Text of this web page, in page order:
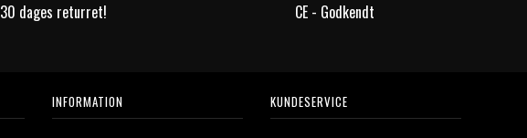
30 dages returret! CE - Godkendt
INFORMATION KUNDESERVICE